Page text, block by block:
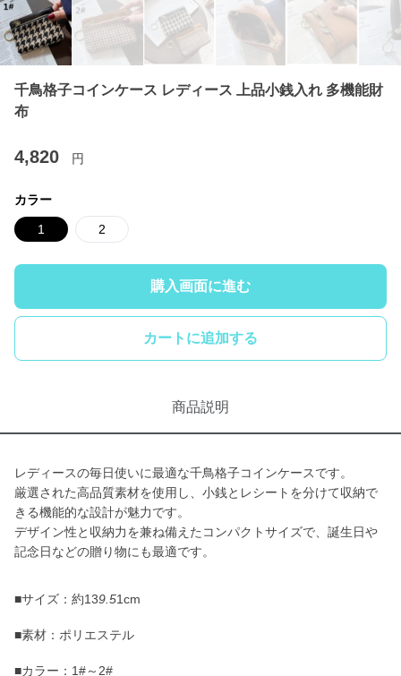
千鳥格子コインケース レディース 上品小銭入れ 多機能財
布
4,820 円
カラー
1 2
購入画面に進む
カートに追加する
商品説明
レディースの毎日使いに最適な千鳥格子コインケースです。
厳選された高品質素材を使用し、小銭とレシートを分けて収納で
きる機能的な設計が魅力です。
デザイン性と収納力を兼ね備えたコンパクトサイズで、誕生日や
記念日などの贈り物にも最適です。
■サイズ：約139.51cm
■素材：ポリエステル
■カラー：1#～2#